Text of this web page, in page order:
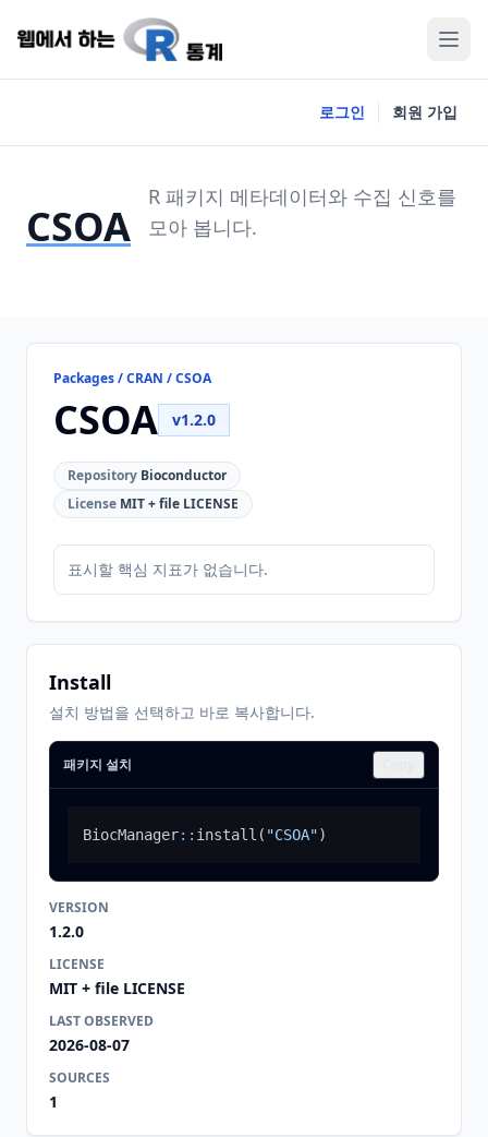
로그인 회원 가입
CSOA
R 패키지 메타데이터와 수집 신호를
모아 봅니다.
Packages / CRAN / CSOA
CSOA v1.2.0
Repository Bioconductor
License MIT + file LICENSE
표시할 핵심 지표가 없습니다.
Install
설치 방법을 선택하고 바로 복사합니다.
패키지 설치
BiocManager:: install ( "CSOA")
VERSION
1.2.0
LICENSE
MIT + file LICENSE
LAST OBSERVED
2026-08-07
SOURCES
1